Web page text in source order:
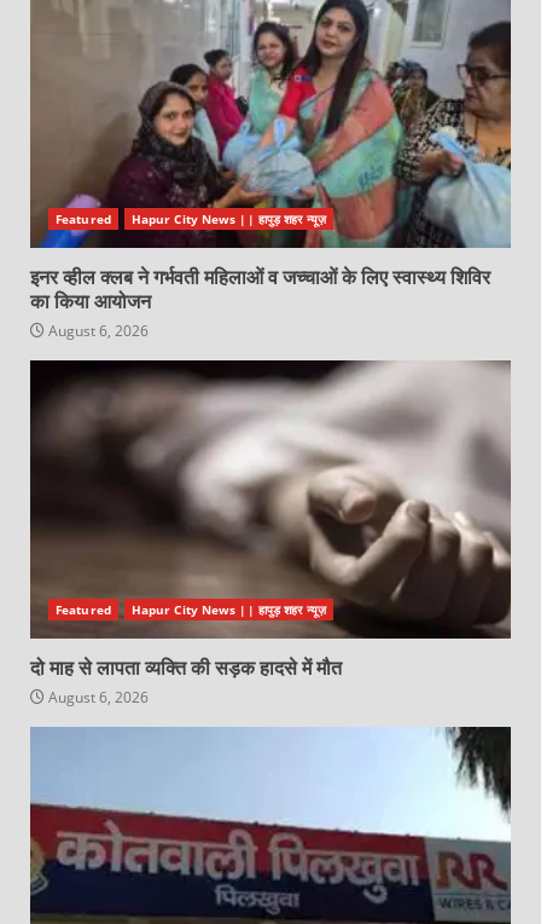
Featured Hapur City News || हापुड़ शहर न्यूज़
इनर व्हील क्लब ने गर्भवती महिलाओं व जच्चाओं के लिए स्वास्थ्य शिविर
का किया आयोजन
August 6, 2026
Featured Hapur City News || हापुड़ शहर न्यूज़
दो माह से लापता व्यक्ति की सड़क हादसे में मौत
August 6, 2026